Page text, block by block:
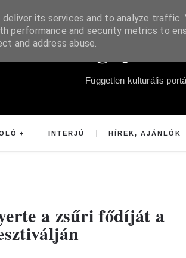
Független kulturális
INTERJÚ HÍREK, AJÁNLÓK
a zsűri fődíját a
its services and to analyze traffic.
performance and security metrics to
and address abuse.